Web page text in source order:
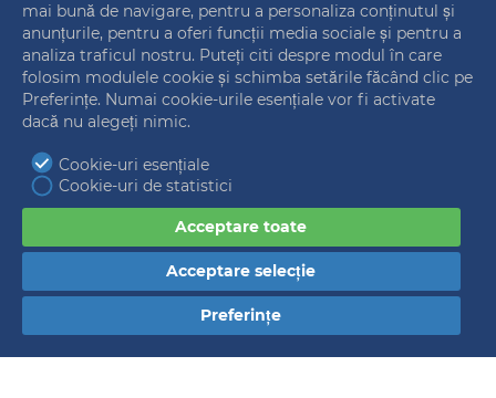
ARATĂ TOATE AROMELE
*%VNR – Valoarea Nutriţională de Referinţă
CONTACT
Str.Stefan cel Mare nr.38-40
Valenii de Munte, Jud.Prahova [harta